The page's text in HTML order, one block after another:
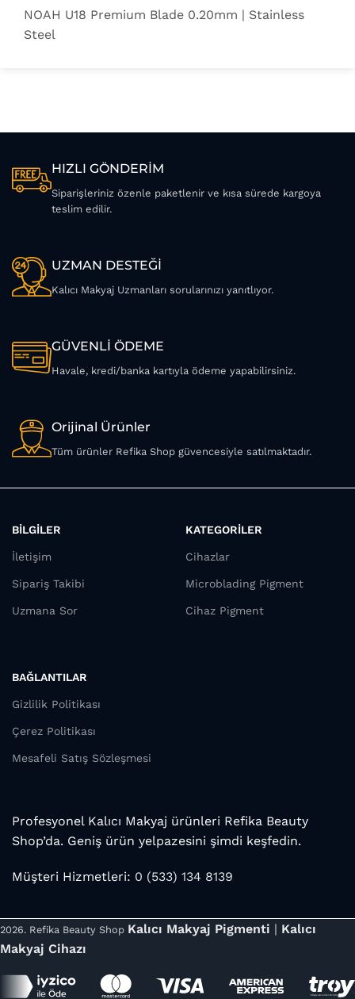
NOAH U18 Premium Blade 0.20mm | Stainless
Steel
HIZLI GÖNDERİM
Siparişleriniz özenle paketlenir ve kısa sürede kargoya
teslim edilir.
UZMAN DESTEĞİ
Kalıcı Makyaj Uzmanları sorularınızı yanıtlıyor.
GÜVENLİ ÖDEME
Havale, kredi/banka kartıyla ödeme yapabilirsiniz.
Orijinal Ürünler
Tüm ürünler Refika Shop güvencesiyle satılmaktadır.
BİLGİLER
İletişim
Sipariş Takibi
Uzmana Sor
KATEGORİLER
Cihazlar
Microblading Pigment
Cihaz Pigment
BAĞLANTILAR
Gizlilik Politikası
Çerez Politikası
Mesafeli Satış Sözleşmesi
Profesyonel Kalıcı Makyaj ürünleri Refika Beauty
Shop’da. Geniş ürün yelpazesini şimdi keşfedin.
Müşteri Hizmetleri: 0 (533) 134 8139
2026. Refika Beauty Shop Kalıcı Makyaj Pigmenti | Kalıcı
Makyaj Cihazı